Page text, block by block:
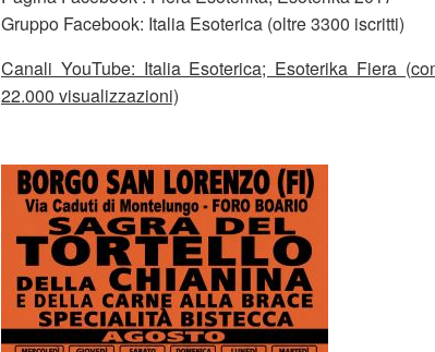
Gruppo Facebook: Italia Esoterica (oltre 3300 iscritti)
Canali YouTube: Italia Esoterica; Esoterika Fiera
22.000 visualizzazioni)